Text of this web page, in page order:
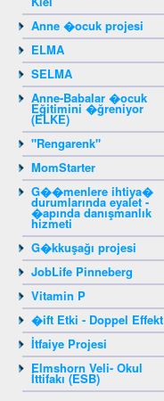
Anne �ocuk projesi
ELMA
SELMA
Anne-Babalar �ocuk
Eğitimini �ğreniyor
(ELKE)
"Rengarenk"
MomStarter
G��menlere ihtiya�
durumlarında eyalet -
�apında danışmanlık
hizmeti
G�kkuşağı projesi
JobLife Pinneberg
Vitamin P
�ift Etki - Doppel Effekt
İtfaiye Projesi
Elmshorn Veli- Okul
İttifakı (ESB)